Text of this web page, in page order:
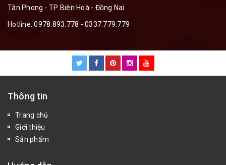
Tân Phong - TP Biên Hoà - Đồng Nai
Hotline:0978.893.778 - 0337.779.779
Thông tin
Trang chủ
Giới thiệu
Sản phẩm